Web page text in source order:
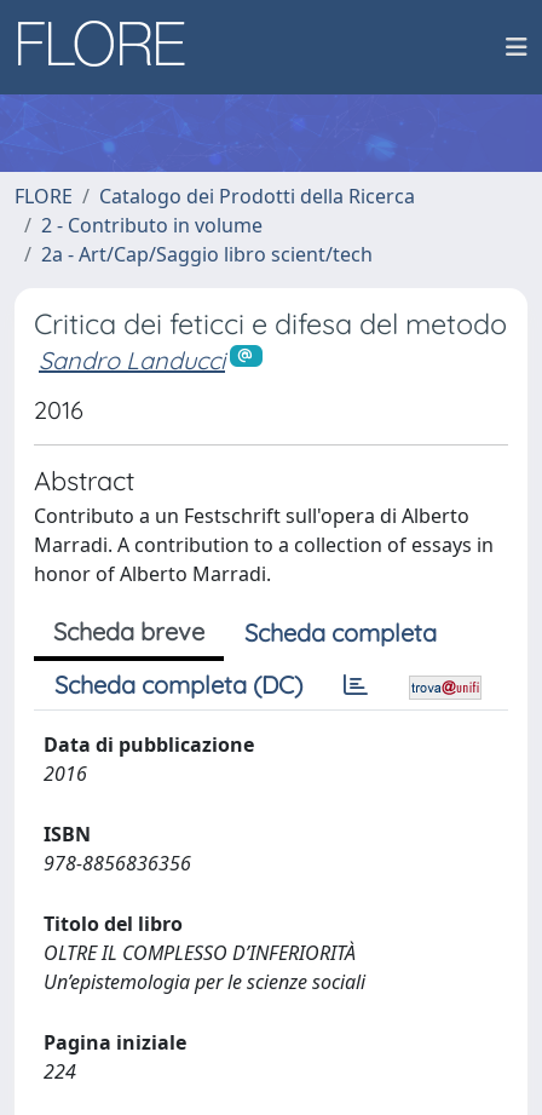
FLORE
Catalogo dei Prodotti della Ricerca
2 - Contributo in volume
2a - Art/Cap/Saggio libro scient/tech
Critica dei feticci e difesa del metodo
Sandro Landucci
2016
Abstract
Contributo a un Festschrift sull'opera di Alberto
Marradi. A contribution to a collection of essays in
honor of Alberto Marradi.
Scheda breve
Scheda completa
Scheda completa (DC)
Data di pubblicazione
2016
ISBN
978-8856836356
Titolo del libro
OLTRE IL COMPLESSO D’INFERIORITÀ
Un’epistemologia per le scienze sociali
Pagina iniziale
224